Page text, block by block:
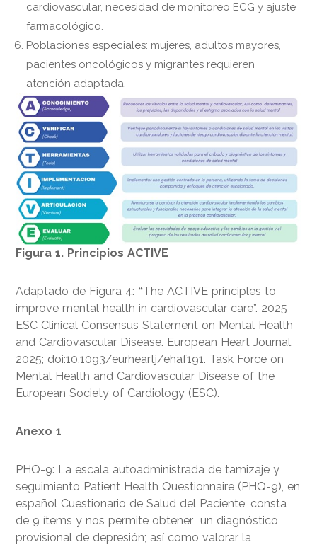
cardiovascular, necesidad de monitoreo ECG y ajuste
farmacológico.
Poblaciones especiales: mujeres, adultos mayores,
pacientes oncológicos y migrantes requieren
atención adaptada.
Figura 1. Principios ACTIVE
Adaptado de Figura 4: “The ACTIVE principles to
improve mental health in cardiovascular care”. 2025
ESC Clinical Consensus Statement on Mental Health
and Cardiovascular Disease. European Heart Journal,
2025; doi:10.1093/eurheartj/ehaf191. Task Force on
Mental Health and Cardiovascular Disease of the
European Society of Cardiology (ESC).
Anexo 1
PHQ-9: La escala autoadministrada de tamizaje y
seguimiento Patient Health Questionnaire (PHQ-9), en
español Cuestionario de Salud del Paciente, consta
de 9 ítems y nos permite obtener un diagnóstico
provisional de depresión; así como valorar la